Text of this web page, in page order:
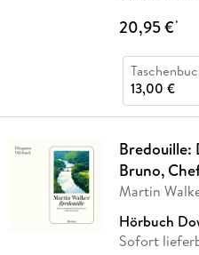
20,95 €*
13,00 €
Bredouille:
Bruno,
Martin
Hörbuch
Sofort